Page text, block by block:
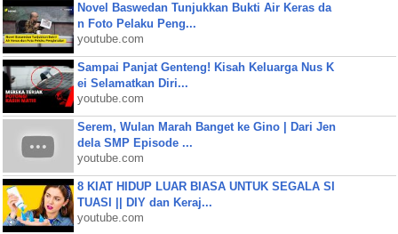
Novel Baswedan Tunjukkan Bukti Air Keras da
n Foto Pelaku Peng...
youtube.com
Sampai Panjat Genteng! Kisah Keluarga Nus K
ei Selamatkan Diri...
youtube.com
Serem, Wulan Marah Banget ke Gino | Dari Jen
dela SMP Episode ...
youtube.com
8 KIAT HIDUP LUAR BIASA UNTUK SEGALA SI
TUASI || DIY dan Keraj...
youtube.com